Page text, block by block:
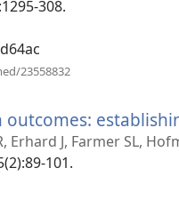
308.
23558832
Erhard J, Farmer SL,
101.